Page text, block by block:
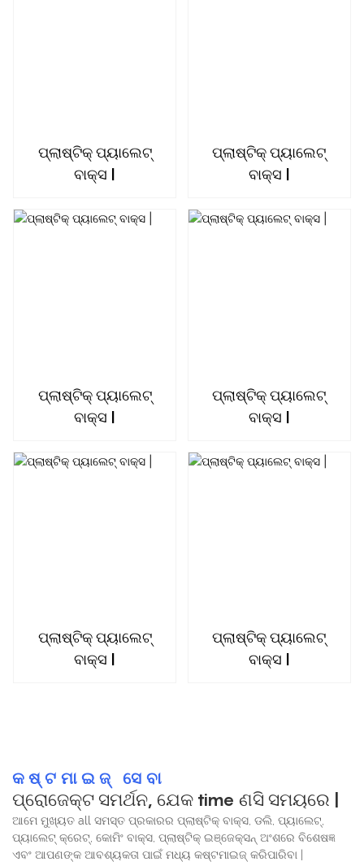
ପ୍ଲାଷ୍ଟିକ୍ ପ୍ୟାଲେଟ୍
ବାକ୍ସ |
ପ୍ଲାଷ୍ଟିକ୍ ପ୍ୟାଲେଟ୍
ବାକ୍ସ |
ପ୍ଲାଷ୍ଟିକ୍ ପ୍ୟାଲେଟ୍
ବାକ୍ସ |
ପ୍ଲାଷ୍ଟିକ୍ ପ୍ୟାଲେଟ୍
ବାକ୍ସ |
ପ୍ଲାଷ୍ଟିକ୍ ପ୍ୟାଲେଟ୍
ବାକ୍ସ |
ପ୍ଲାଷ୍ଟିକ୍ ପ୍ୟାଲେଟ୍
ବାକ୍ସ |
କଷ୍ଟମାଇଜ୍ ସେବା
ପ୍ରୋଜେକ୍ଟ ସମର୍ଥନ, ଯେକ time ଣସି ସମୟରେ |
ଆମେ ମୁଖ୍ୟତ all ସମସ୍ତ ପ୍ରକାରର ପ୍ଲାଷ୍ଟିକ୍ ବାକ୍ସ, ଡଲି, ପ୍ୟାଲେଟ୍,
ପ୍ୟାଲେଟ୍ କ୍ରେଟ୍, କୋମିଂ ବାକ୍ସ, ପ୍ଲାଷ୍ଟିକ୍ ଇଞ୍ଜେକ୍ସନ୍ ଅଂଶରେ ବିଶେଷଜ୍ଞ
ଏବଂ ଆପଣଙ୍କ ଆବଶ୍ୟକତା ପାଇଁ ମଧ୍ୟ କଷ୍ଟମାଇଜ୍ କରିପାରିବା |